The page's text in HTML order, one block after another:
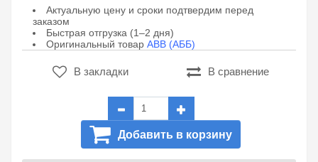
Актуальную цену и сроки подтвердим перед
заказом
Быстрая отгрузка (1–2 дня)
Оригинальный товар ABB (АББ)
В закладки В сравнение
Добавить в корзину